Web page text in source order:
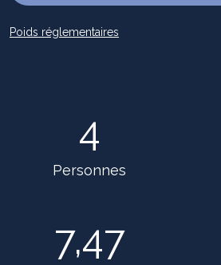
Poids réglementaires
4
Personnes
7,47